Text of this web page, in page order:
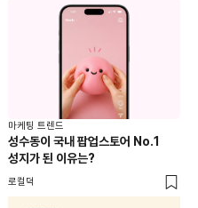
마케팅 트렌드
성수동이 국내 팝업스토어 No.1
성지가 된 이유는?
로컬덕